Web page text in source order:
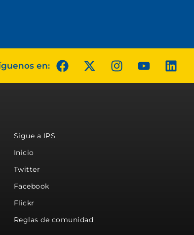
en:
Sigue a IPS
Inicio
Twitter
Facebook
Flickr
Reglas de comunidad